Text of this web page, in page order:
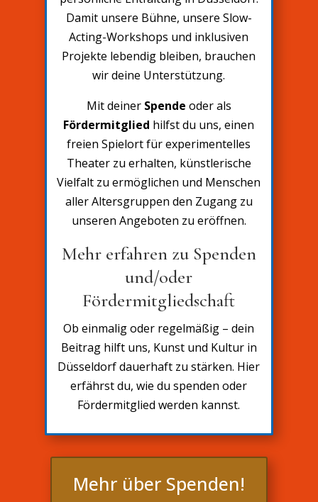
Damit unsere Bühne, unsere Slow-
Acting-Workshops und inklusiven
Projekte lebendig bleiben, brauchen
wir deine Unterstützung.
Mit deiner Spende oder als
Fördermitglied hilfst du uns, einen
freien Spielort für experimentelles
Theater zu erhalten, künstlerische
Vielfalt zu ermöglichen und Menschen
aller Altersgruppen den Zugang zu
unseren Angeboten zu eröffnen.
Mehr erfahren zu Spenden
und/oder
Fördermitgliedschaft
Ob einmalig oder regelmäßig – dein
Beitrag hilft uns, Kunst und Kultur in
Düsseldorf dauerhaft zu stärken. Hier
erfährst du, wie du spenden oder
Fördermitglied werden kannst.
Mehr über Spenden!